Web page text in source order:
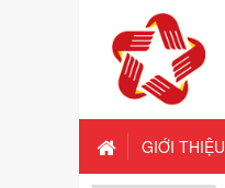
GIỚI THIỆU